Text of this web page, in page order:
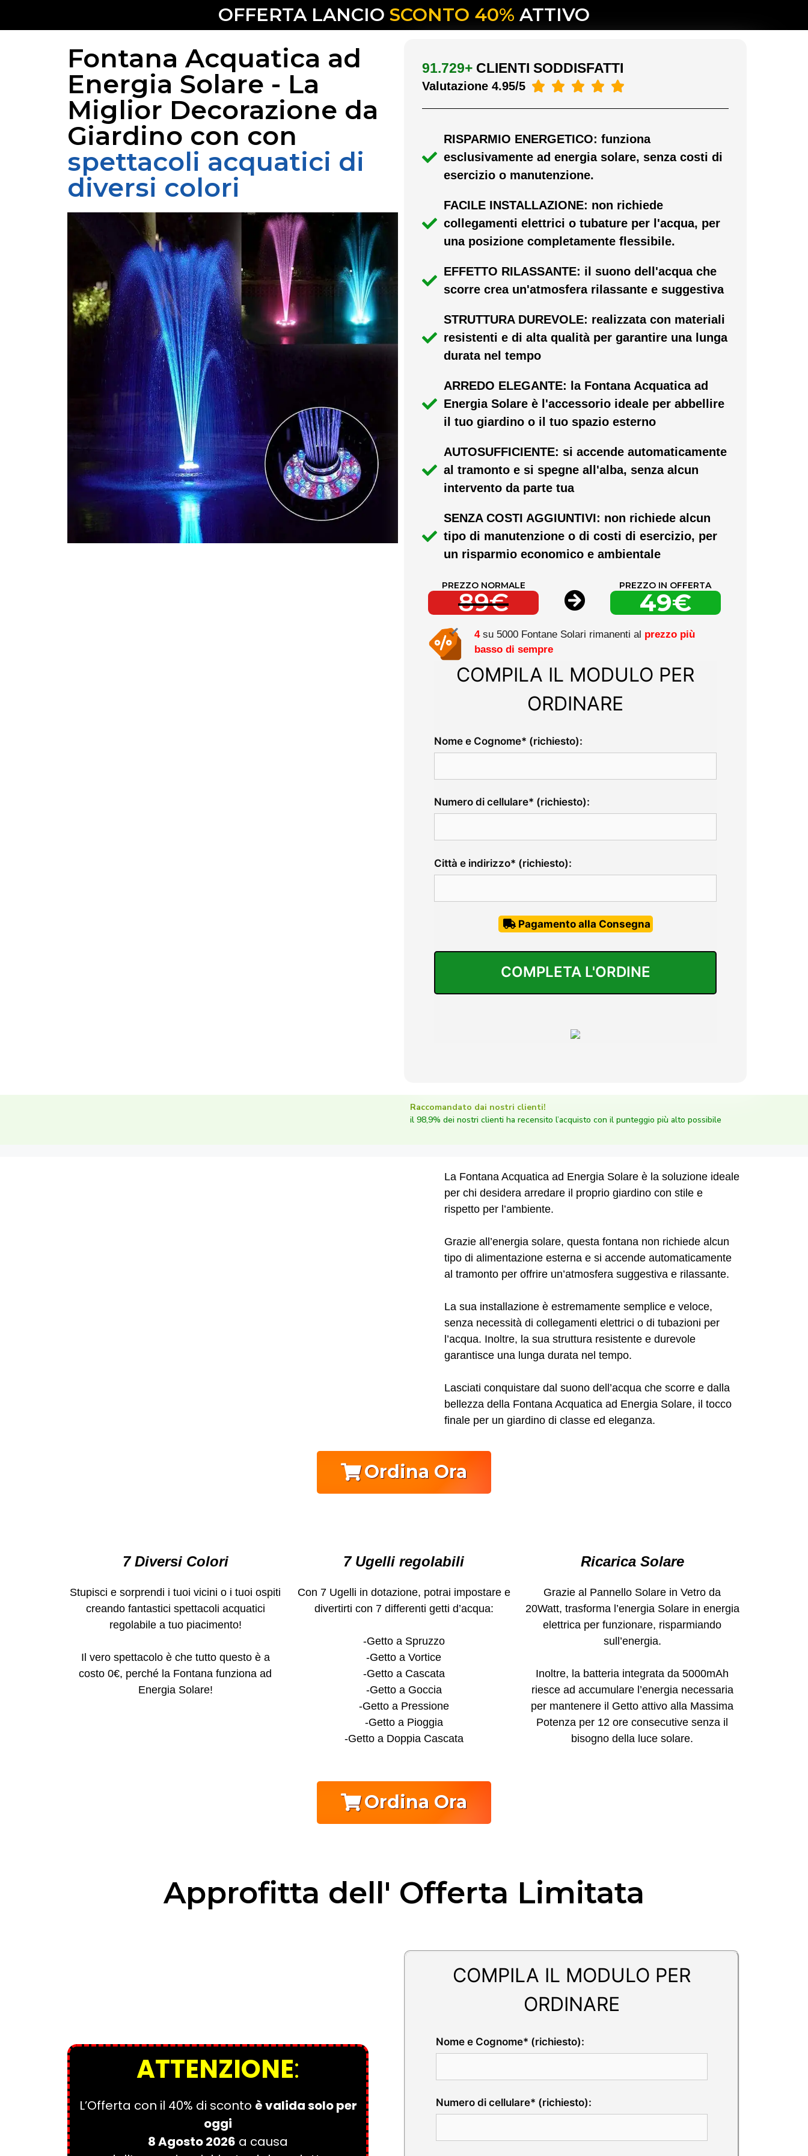
OFFERTA LANCIO SCONTO 40% ATTIVO
Fontana Acquatica ad
Energia Solare - La
Miglior Decorazione da
Giardino con con
spettacoli acquatici di
diversi colori
91.729+ CLIENTI SODDISFATTI
Valutazione 4.95/5     
RISPARMIO ENERGETICO: funziona
esclusivamente ad energia solare, senza costi di
esercizio o manutenzione.
FACILE INSTALLAZIONE: non richiede
collegamenti elettrici o tubature per l'acqua, per
una posizione completamente flessibile.
EFFETTO RILASSANTE: il suono dell'acqua che
scorre crea un'atmosfera rilassante e suggestiva
STRUTTURA DUREVOLE: realizzata con materiali
resistenti e di alta qualità per garantire una lunga
durata nel tempo
ARREDO ELEGANTE: la Fontana Acquatica ad
Energia Solare è l'accessorio ideale per abbellire
il tuo giardino o il tuo spazio esterno
AUTOSUFFICIENTE: si accende automaticamente
al tramonto e si spegne all'alba, senza alcun
intervento da parte tua
SENZA COSTI AGGIUNTIVI: non richiede alcun
tipo di manutenzione o di costi di esercizio, per
un risparmio economico e ambientale
PREZZO NORMALE
89€
PREZZO IN OFFERTA
49€
4 su 5000 Fontane Solari rimanenti al prezzo più
basso di sempre
COMPILA IL MODULO PER
ORDINARE
Nome e Cognome* (richiesto):
Numero di cellulare* (richiesto):
Città e indirizzo* (richiesto):
Pagamento alla Consegna
Raccomandato dai nostri clienti!
il 98,9% dei nostri clienti ha recensito l’acquisto con il punteggio più alto possibile
La Fontana Acquatica ad Energia Solare è la soluzione ideale
per chi desidera arredare il proprio giardino con stile e
rispetto per l’ambiente.
Grazie all’energia solare, questa fontana non richiede alcun
tipo di alimentazione esterna e si accende automaticamente
al tramonto per offrire un’atmosfera suggestiva e rilassante.
La sua installazione è estremamente semplice e veloce,
senza necessità di collegamenti elettrici o di tubazioni per
l’acqua. Inoltre, la sua struttura resistente e durevole
garantisce una lunga durata nel tempo.
Lasciati conquistare dal suono dell’acqua che scorre e dalla
bellezza della Fontana Acquatica ad Energia Solare, il tocco
finale per un giardino di classe ed eleganza.
Ordina Ora
7 Diversi Colori
Stupisci e sorprendi i tuoi vicini o i tuoi ospiti
creando fantastici spettacoli acquatici
regolabile a tuo piacimento!
Il vero spettacolo è che tutto questo è a
costo 0€, perché la Fontana funziona ad
Energia Solare!
7 Ugelli regolabili
Con 7 Ugelli in dotazione, potrai impostare e
divertirti con 7 differenti getti d’acqua:
-Getto a Spruzzo
-Getto a Vortice
-Getto a Cascata
-Getto a Goccia
-Getto a Pressione
-Getto a Pioggia
-Getto a Doppia Cascata
Ricarica Solare
Grazie al Pannello Solare in Vetro da
20Watt, trasforma l’energia Solare in energia
elettrica per funzionare, risparmiando
sull’energia.
Inoltre, la batteria integrata da 5000mAh
riesce ad accumulare l’energia necessaria
per mantenere il Getto attivo alla Massima
Potenza per 12 ore consecutive senza il
bisogno della luce solare.
Ordina Ora
Approfitta dell' Offerta Limitata
ATTENZIONE:
L’Offerta con il 40% di sconto è valida solo per
oggi
8 Agosto 2026 a causa
COMPILA IL MODULO PER
ORDINARE
Nome e Cognome* (richiesto):
Numero di cellulare* (richiesto):